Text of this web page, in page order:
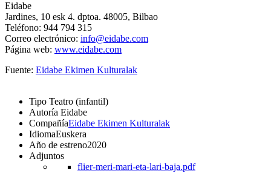
Eidabe
Jardines, 10 esk 4. dptoa. 48005, Bilbao
Teléfono: 944 794 315
Correo electrónico: info@eidabe.com
Página web: www.eidabe.com
Fuente: Eidabe Ekimen Kulturalak
Tipo Teatro (infantil)
Autoría Eidabe
CompañíaEidabe Ekimen Kulturalak
IdiomaEuskera
Año de estreno2020
Adjuntos
flier-meri-mari-eta-lari-baja.pdf